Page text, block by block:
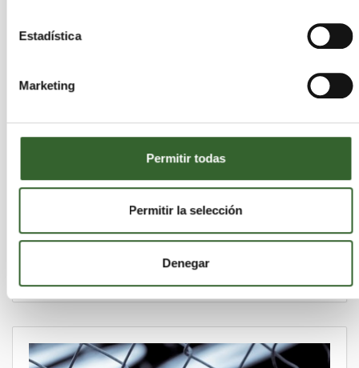
Estadística
Marketing
Permitir todas
Permitir la selección
Denegar
en Catalunya "Separar bien los residuos es un
martes 31 de diciembre de 2013